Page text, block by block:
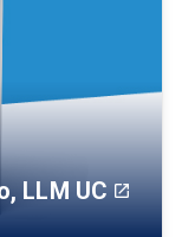
LLM UC launch